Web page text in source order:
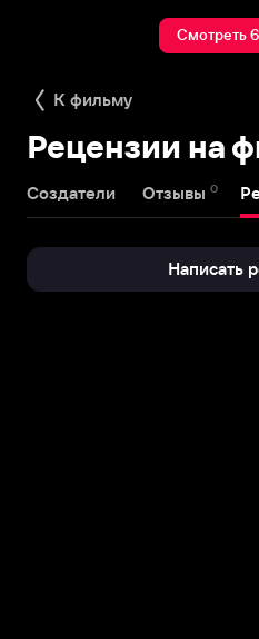
Смотреть
К фильму
Рецензии на
Создатели Отзывы 0
Написать